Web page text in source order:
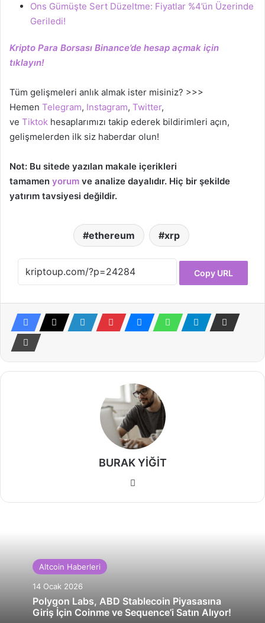
Ons Gümüşte Sert Düzeltme: Fiyatlar %4’ün Üzerinde
Geriledi!
Kripto Para Borsası Binance’de hesap açmak için
tıklayın!
Tüm gelişmeleri anlık almak ister misiniz? >>>
Hemen Telegram, Instagram, Twitter,
ve Tiktok hesaplarımızı takip ederek bildirimleri açın,
gelişmelerden ilk siz haberdar olun!
Not: Bu sitede yazılan makale içerikleri
tamamen yorum ve analize dayalıdır. Hiç bir şekilde
yatırım tavsiyesi değildir.
ethereum xrp
Copy URL
BURAK YİĞİT
Altcoin Haberleri
14 Ocak 2026
Polygon Labs, ABD Stablecoin Piyasasına
Giriş İçin Coinme ve Sequence’i Satın Alıyor!